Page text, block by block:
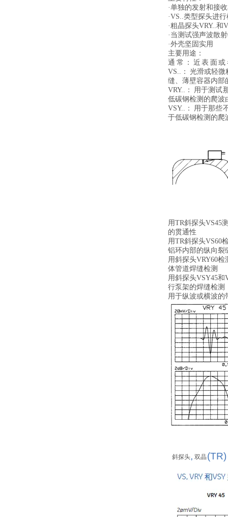
·单独的发射和接
·VS..类型探头进
·粗晶探头VRY..和
·当测试强声波散
·外壳坚固实用
主要用途：
通 常 ： 近 表 面
VS..： 光滑或轻
缝、薄壁容器内部
VRY..： 用于测试
低碳钢检测的爬波
VSY..： 用于那些
于低碳钢检测的爬
用TR斜探头VS45
的贯通性
用TR斜探头VS60
铝环内部的纵向裂
用斜探头VRY60检
体管道焊缝检测
用斜探头VSY45和
行泵架的焊缝检测
用于纵波或横波的
斜探头, 双晶 (TR)